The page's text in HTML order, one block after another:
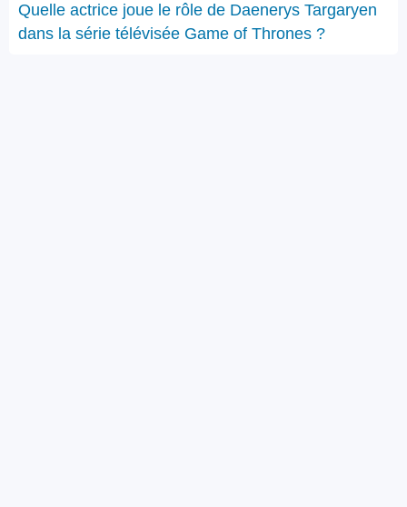
Quelle actrice joue le rôle de Daenerys Targaryen
dans la série télévisée Game of Thrones ?